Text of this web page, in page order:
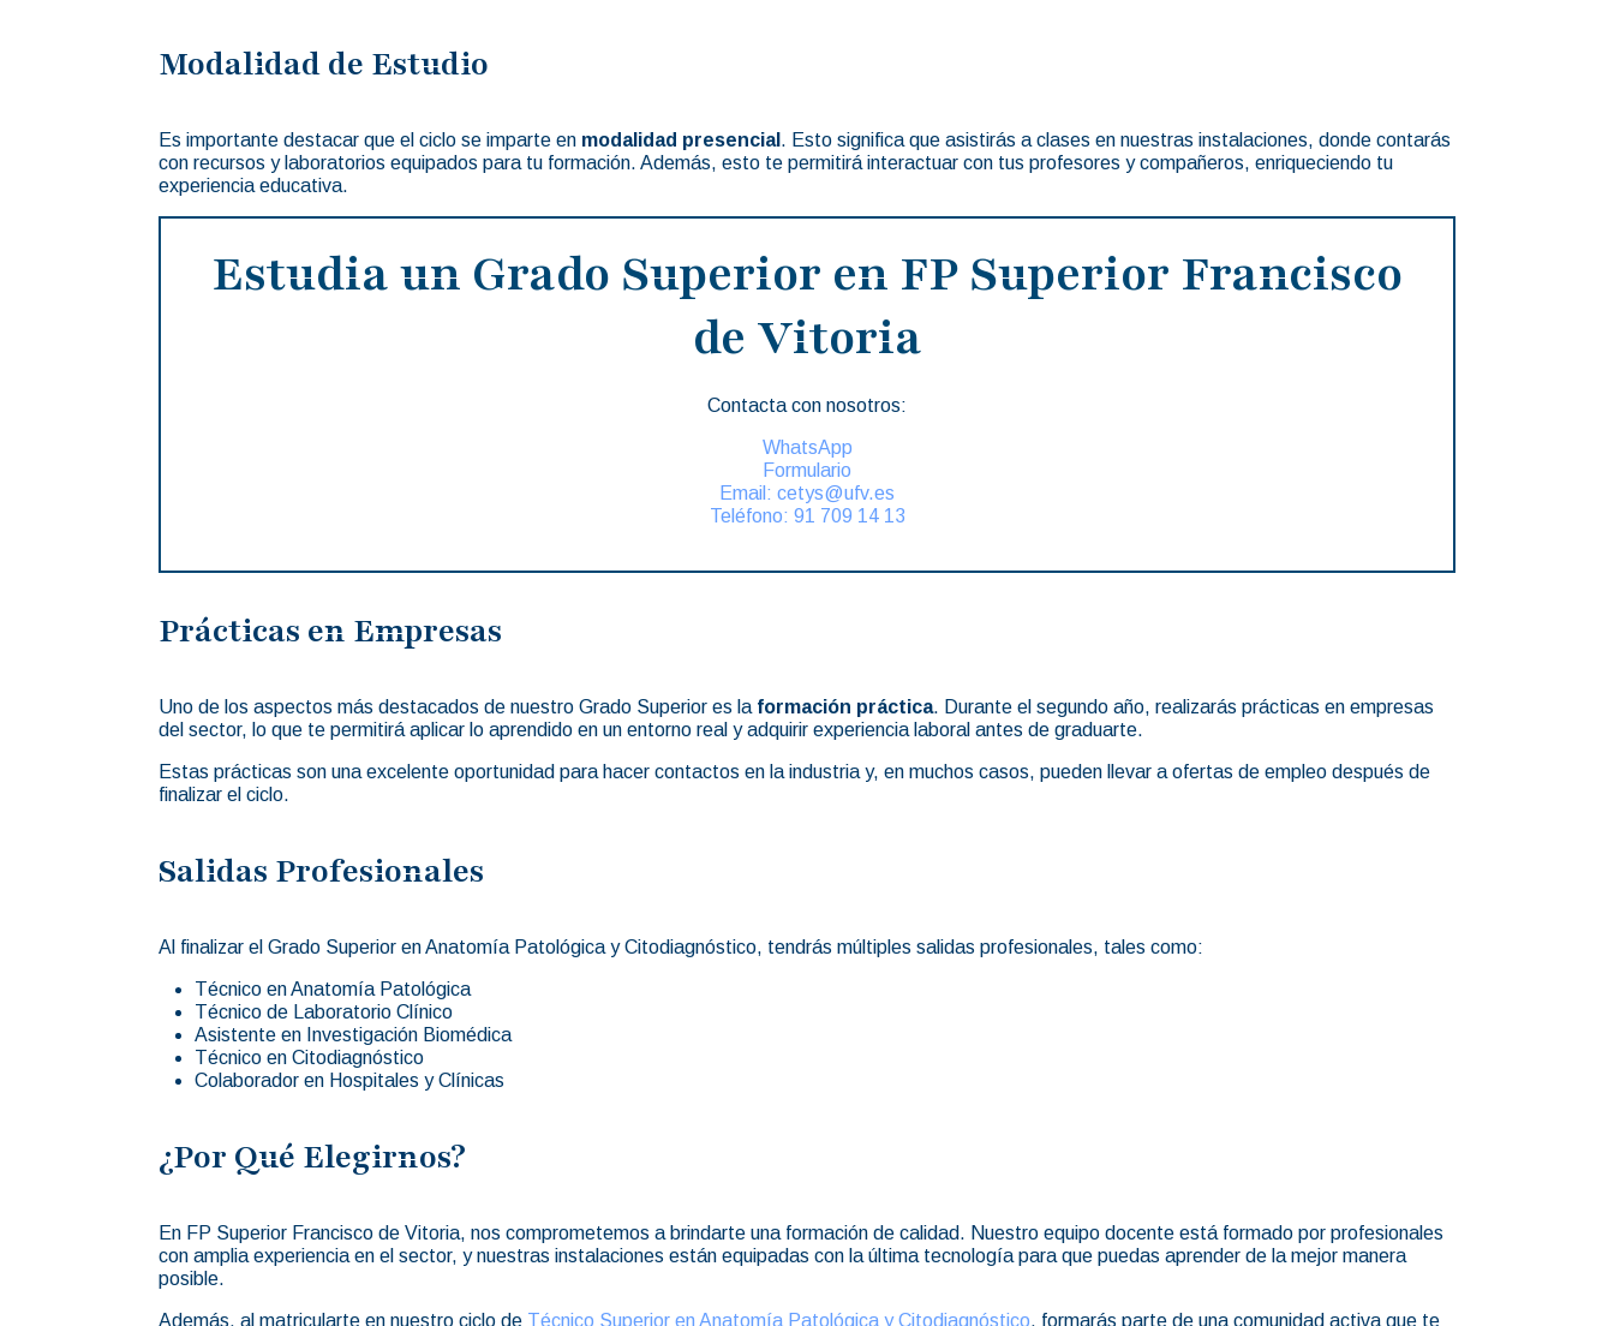
Modalidad de Estudio
Es importante destacar que el ciclo se imparte en modalidad presencial . Esto significa que asistirás a clases en nuestras instalaciones, donde contarás
con recursos y laboratorios equipados para tu formación. Además, esto te permitirá interactuar con tus profesores y compañeros, enriqueciendo tu
experiencia educativa.
Estudia un Grado Superior en FP Superior Francisco
de Vitoria
Contacta con nosotros:
WhatsApp
Formulario
Email: cetys@ufv.es
Teléfono: 91 709 14 13
Prácticas en Empresas
Uno de los aspectos más destacados de nuestro Grado Superior es la formación práctica. Durante el segundo año, realizarás prácticas en empresas
del sector, lo que te permitirá aplicar lo aprendido en un entorno real y adquirir experiencia laboral antes de graduarte.
Estas prácticas son una excelente oportunidad para hacer contactos en la industria y, en muchos casos, pueden llevar a ofertas de empleo después de
finalizar el ciclo.
Salidas Profesionales
Al finalizar el Grado Superior en Anatomía Patológica y Citodiagnóstico, tendrás múltiples salidas profesionales, tales como:
Técnico en Anatomía Patológica
Técnico de Laboratorio Clínico
Asistente en Investigación Biomédica
Técnico en Citodiagnóstico
Colaborador en Hospitales y Clínicas
¿Por Qué Elegirnos?
En FP Superior Francisco de Vitoria, nos comprometemos a brindarte una formación de calidad. Nuestro equipo docente está formado por profesionales
con amplia experiencia en el sector, y nuestras instalaciones están equipadas con la última tecnología para que puedas aprender de la mejor manera
posible.
Además, al matricularte en nuestro ciclo de Técnico Superior en Anatomía Patológica y Citodiagnóstico, formarás parte de una comunidad activa que te